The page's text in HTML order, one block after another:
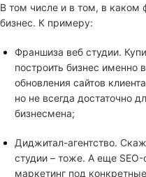
В том числе и в том, в каком
бизнес. К примеру:
Франшиза веб студии.
построить бизнес именно
обновления сайтов
но не всегда достаточно
бизнесмена;
Диджитал-агентство.
студии – тоже. А еще
маркетинг под